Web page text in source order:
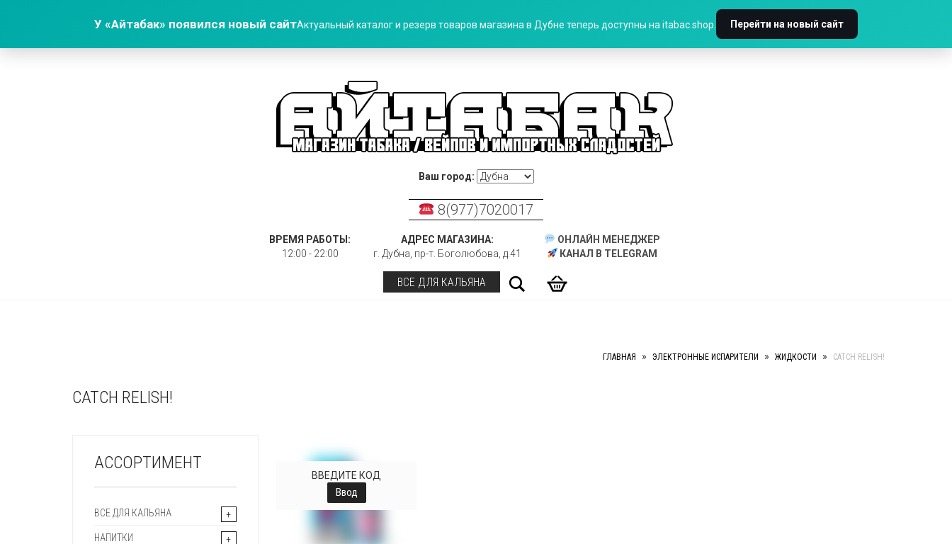
У «Айтабак» появился новый сайтАктуальный каталог и резерв товаров магазина в Дубне теперь доступны на itabac.shop. Перейти на новый сайт
Ваш город:
8(977)7020017
ВРЕМЯ РАБОТЫ:
12:00 - 22:00
АДРЕС МАГАЗИНА:
г. Дубна, пр-т. Боголюбова, д.41
ОНЛАЙН МЕНЕДЖЕР
КАНАЛ В TELEGRAM
ВСЕ ДЛЯ КАЛЬЯНА Поиск
ГЛАВНАЯ » ЭЛЕКТРОННЫЕ ИСПАРИТЕЛИ » ЖИДКОСТИ » CATCH RELISH!
CATCH RELISH!
ВВЕДИТЕ КОД
Ввод
АССОРТИМЕНТ
ВСЕ ДЛЯ КАЛЬЯНА
НАПИТКИ